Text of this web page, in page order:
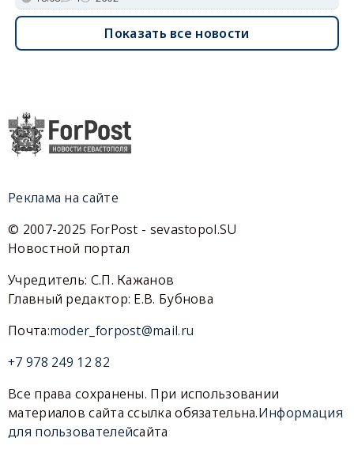
Показать все новости
Реклама на сайте
© 2007-2025 ForPost - sevastopol.SU
Новостной портал
Учредитель: С.П. Кажанов
Главный редактор: Е.В. Бубнова
Почта:moder_forpost@mail.ru
+7 978 249 12 82
Все права сохранены. При использовании
материалов сайта ссылка обязательна.Информация
для пользователейсайта